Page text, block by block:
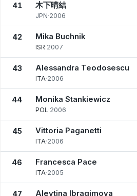
41 木下晴結
JPN·2006
42 Mika Buchnik
ISR·2007
43 Alessandra Teodosescu
ITA·2006
44 Monika Stankiewicz
POL·2006
45 Vittoria Paganetti
ITA·2006
46 Francesca Pace
ITA·2005
47 Alevtina Ibragimova